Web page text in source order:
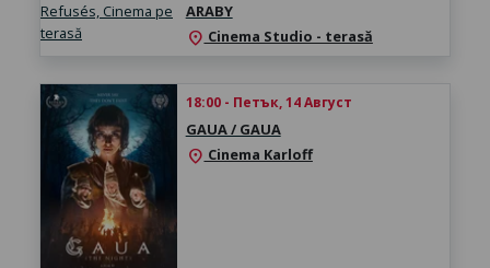
ARABY
location_on Cinema Studio - terasă
18:00 - Петък, 14 Август
GAUA / GAUA
location_on Cinema Karloff